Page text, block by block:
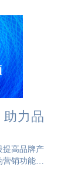
力品
提高品牌产
销功能的